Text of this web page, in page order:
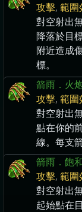
攻擊, 範圍
對空射出
降落於目
附近造成
標。
箭雨．火
攻擊, 範圍
對空射出
點在你的
線。每支
箭雨．飽
攻擊, 範圍
對空射出
起始點在